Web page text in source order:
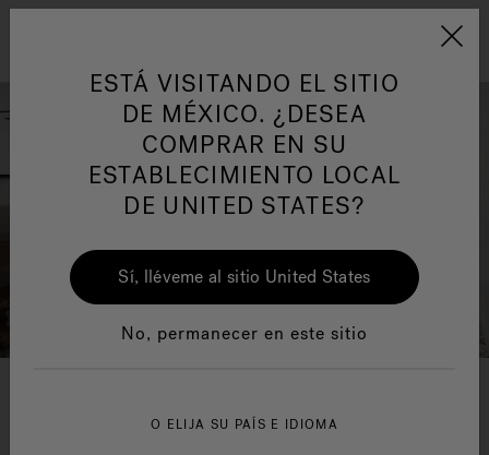
Jacuzzi&reg; Latin
Responsabilidad Social
HIDROMASAJE
ESTÁ VISITANDO EL SITIO
DE MÉXICO. ¿DESEA
COMPRAR EN SU
ESTABLECIMIENTO LOCAL
DE UNITED STATES?
Sí, lléveme al sitio United States
No, permanecer en este sitio
O ELIJA SU PAÍS E IDIOMA